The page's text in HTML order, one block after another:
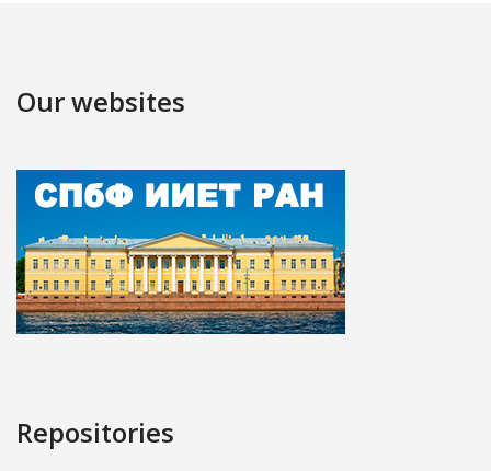
Our websites
Repositories